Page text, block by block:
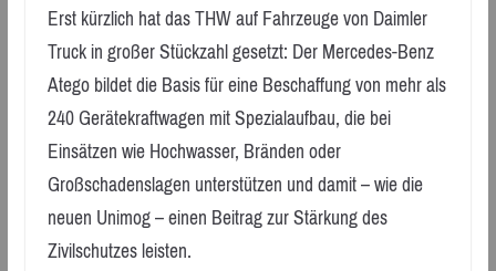
Erst kürzlich hat das THW auf Fahrzeuge von Daimler
Truck in großer Stückzahl gesetzt: Der Mercedes-Benz
Atego bildet die Basis für eine Beschaffung von mehr als
240 Gerätekraftwagen mit Spezialaufbau, die bei
Einsätzen wie Hochwasser, Bränden oder
Großschadenslagen unterstützen und damit – wie die
neuen Unimog – einen Beitrag zur Stärkung des
Zivilschutzes leisten.